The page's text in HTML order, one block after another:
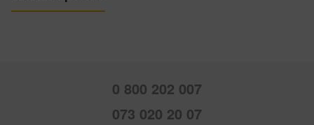
0 800 202 007
073 020 20 07